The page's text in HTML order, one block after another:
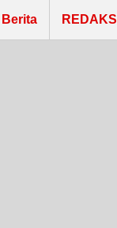
Berita REDAKSI